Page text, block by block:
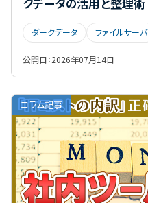
ダークデータ ファイルサーバ
公開日：2026年07月14日
コラム記事